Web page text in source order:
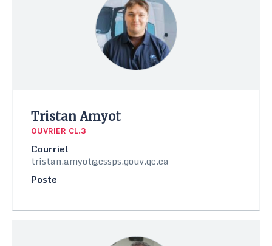
Tristan Amyot
OUVRIER CL.3
Courriel
tristan.amyot@cssps.gouv.qc.ca
Poste